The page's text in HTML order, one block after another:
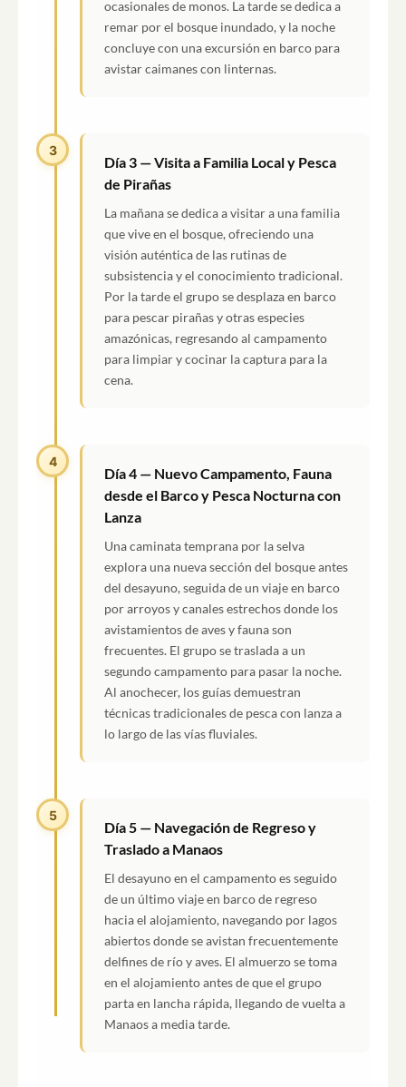
ocasionales de monos. La tarde se dedica a
remar por el bosque inundado, y la noche
concluye con una excursión en barco para
avistar caimanes con linternas.
3
Día 3 — Visita a Familia Local y Pesca
de Pirañas
La mañana se dedica a visitar a una familia
que vive en el bosque, ofreciendo una
visión auténtica de las rutinas de
subsistencia y el conocimiento tradicional.
Por la tarde el grupo se desplaza en barco
para pescar pirañas y otras especies
amazónicas, regresando al campamento
para limpiar y cocinar la captura para la
cena.
4
Día 4 — Nuevo Campamento, Fauna
desde el Barco y Pesca Nocturna con
Lanza
Una caminata temprana por la selva
explora una nueva sección del bosque antes
del desayuno, seguida de un viaje en barco
por arroyos y canales estrechos donde los
avistamientos de aves y fauna son
frecuentes. El grupo se traslada a un
segundo campamento para pasar la noche.
Al anochecer, los guías demuestran
técnicas tradicionales de pesca con lanza a
lo largo de las vías fluviales.
5
Día 5 — Navegación de Regreso y
Traslado a Manaos
El desayuno en el campamento es seguido
de un último viaje en barco de regreso
hacia el alojamiento, navegando por lagos
abiertos donde se avistan frecuentemente
delfines de río y aves. El almuerzo se toma
en el alojamiento antes de que el grupo
parta en lancha rápida, llegando de vuelta a
Manaos a media tarde.